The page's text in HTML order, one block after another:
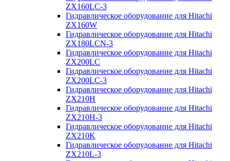
ZX160LC-3
Гидравлическое оборудование для Hitachi
ZX160W
Гидравлическое оборудование для Hitachi
ZX180LCN-3
Гидравлическое оборудование для Hitachi
ZX200LC
Гидравлическое оборудование для Hitachi
ZX200LC-3
Гидравлическое оборудование для Hitachi
ZX210H
Гидравлическое оборудование для Hitachi
ZX210H-3
Гидравлическое оборудование для Hitachi
ZX210K
Гидравлическое оборудование для Hitachi
ZX210L-3